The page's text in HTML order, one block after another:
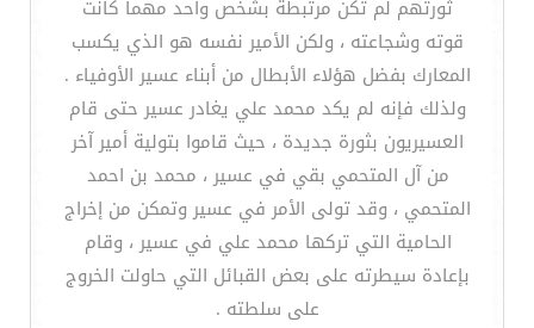
ثورتهم لم تكن مرتبطة بشخص واحد مهما كانت
قوته وشجاعته ، ولكن الأمير نفسه هو الذي يكسب
المعارك بفضل هؤلاء الأبطال من أبناء عسير الأوفياء .
ولذلك فإنه لم يكد محمد علي يغادر عسير حتى قام
العسيريون بثورة جديدة ، حيث قاموا بتولية أمير آخر
من آل المتحمي بقي في عسير ، محمد بن احمد
المتحمي ، وقد تولى الأمر في عسير وتمكن من إخراج
الحامية التي تركها محمد علي في عسير ، وقام
بإعادة سيطرته على بعض القبائل التي حاولت الخروج
على سلطته .